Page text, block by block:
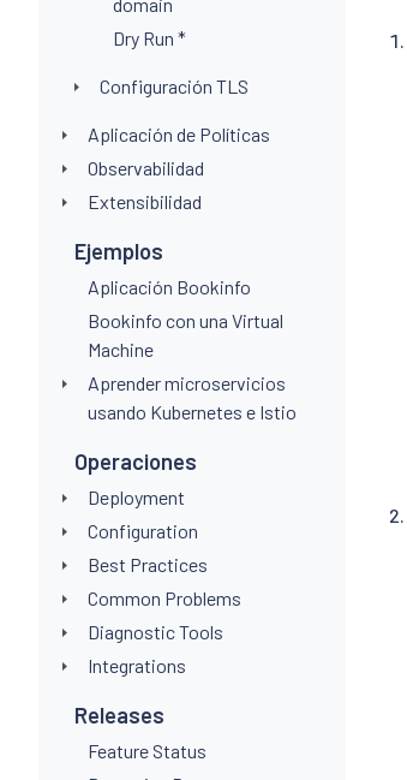
Dry Run *
Configuración TLS
Aplicación de Políticas
Observabilidad
Extensibilidad
Ejemplos
Aplicación Bookinfo
Bookinfo con una Virtual
Machine
Aprender microservicios
usando Kubernetes e Istio
Operaciones
Deployment
Configuration
Best Practices
Common Problems
Diagnostic Tools
Integrations
Releases
Feature Status